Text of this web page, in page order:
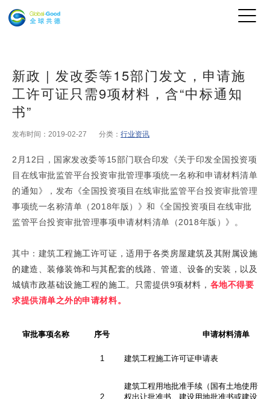
新政 | 发改委等15部门发文，申请施
工许可证只需9项材料，含“中标通知
书”
发布时间：2019-02-27 分类： 行业资讯
2月12日，国家发改委等15部门联合印发《关于印发全国投资项
目在线审批监管平台投资审批管理事项统一名称和申请材料清单
的通知》，发布《全国投资项目在线审批监管平台投资审批管理
事项统一名称清单（2018年版） 》和《全国投资项目在线审批
监管平台投资审批管理事项申请材料清单（2018年版） 》。
其中：建筑工程施工许可证，适用于各类房屋建筑及其附属设施
的建造、装修装饰和与其配套的线路、管道、设备的安装，以及
城镇市政基础设施工程的施工。只需提供9项材料， 各地不得要
求提供清单之外的申请材料。
审批事项名称 序号 申请材料清单
1 建筑工程施工许可证申请表
2
建筑工程用地批准手续（国有土地使用证
权出让批准书、建设用地批准书或建设用